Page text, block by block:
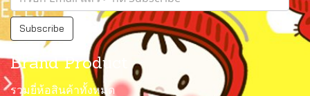
Subscribe
Brand Product
รวมยี่ห้อสินค้าทั้งหมด